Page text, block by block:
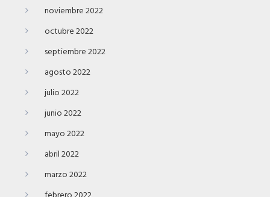
noviembre 2022
octubre 2022
septiembre 2022
agosto 2022
julio 2022
junio 2022
mayo 2022
abril 2022
marzo 2022